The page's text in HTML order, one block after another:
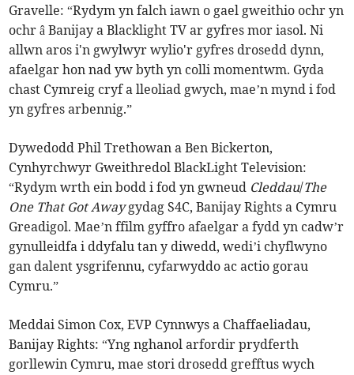
Gravelle: “Rydym yn falch iawn o gael gweithio ochr yn
ochr â Banijay a Blacklight TV ar gyfres mor iasol. Ni
allwn aros i'n gwylwyr wylio'r gyfres drosedd dynn,
afaelgar hon nad yw byth yn colli momentwm. Gyda
chast Cymreig cryf a lleoliad gwych, mae’n mynd i fod
yn gyfres arbennig.”
Dywedodd Phil Trethowan a Ben Bickerton,
Cynhyrchwyr Gweithredol BlackLight Television:
“Rydym wrth ein bodd i fod yn gwneud Cleddau/The
One That Got Awaygydag S4C, Banijay Rights a Cymru
Greadigol. Mae’n ffilm gyffro afaelgar a fydd yn cadw’r
gynulleidfa i ddyfalu tan y diwedd, wedi’i chyflwyno
gan dalent ysgrifennu, cyfarwyddo ac actio gorau
Cymru.”
Meddai Simon Cox, EVP Cynnwys a Chaffaeliadau,
Banijay Rights: “Yng nghanol arfordir prydferth
gorllewin Cymru, mae stori drosedd grefftus wych